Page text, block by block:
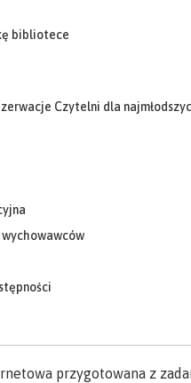
bibliotece
Czytelni dla
przygotowana z